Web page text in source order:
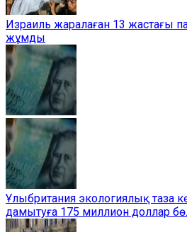
Израиль жаралаған 13 жастағы
жұмды
Ұлыбритания экологиялық таза
дамытуға 175 миллион доллар